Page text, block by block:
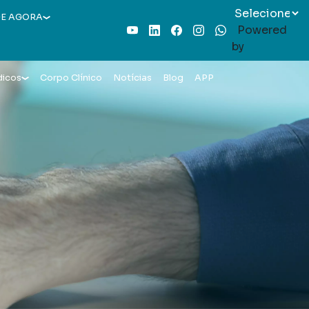
AGORA
YoutubeLinkedInFacebook
InstagramWhatsAppPowered
by
Corpo Clínico Notícias Blog APP